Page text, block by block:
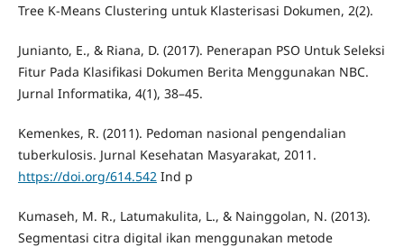
Tree K-Means Clustering untuk Klasterisasi Dokumen, 2(2).
Junianto, E., & Riana, D. (2017). Penerapan PSO Untuk Seleksi
Fitur Pada Klasifikasi Dokumen Berita Menggunakan NBC.
Jurnal Informatika, 4(1), 38–45.
Kemenkes, R. (2011). Pedoman nasional pengendalian
tuberkulosis. Jurnal Kesehatan Masyarakat, 2011.
https://doi.org/614.542 Ind p
Kumaseh, M. R., Latumakulita, L., & Nainggolan, N. (2013).
Segmentasi citra digital ikan menggunakan metode